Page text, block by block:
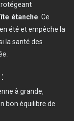
étanche. Ce
été et empêche la
la santé des
à grande,
bon équilibre de